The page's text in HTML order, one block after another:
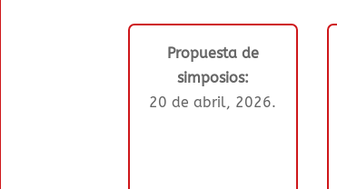
Propuesta de
simposios:
20 de abril, 2026.